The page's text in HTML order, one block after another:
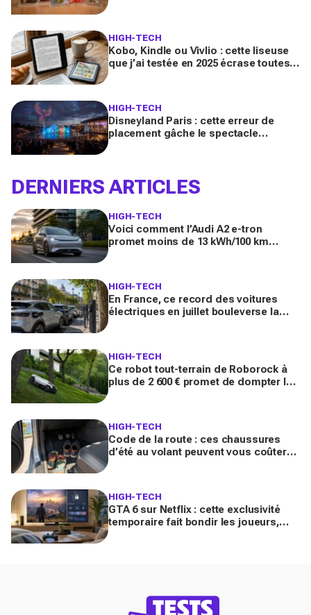
HIGH-TECH
Kobo, Kindle ou Vivlio : cette liseuse
que j’ai testée en 2025 écrase toutes
HIGH-TECH
Disneyland Paris : cette erreur de
placement gâche le spectacle
DERNIERS ARTICLES
HIGH-TECH
Voici comment l’Audi A2 e-tron
promet moins de 13 kWh/100 km
HIGH-TECH
En France, ce record des voitures
électriques en juillet bouleverse la
HIGH-TECH
Ce robot tout-terrain de Roborock à
plus de 2 600 € promet de dompter les
HIGH-TECH
Code de la route : ces chaussures
d’été au volant peuvent vous coûter
HIGH-TECH
GTA 6 sur Netflix : cette exclusivité
temporaire fait bondir les joueurs,